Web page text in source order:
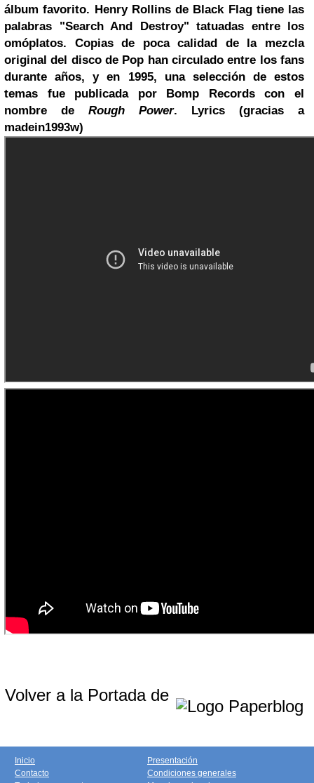
álbum favorito. Henry Rollins de Black Flag tiene las
palabras "Search And Destroy" tatuadas entre los
omóplatos. Copias de poca calidad de la mezcla
original del disco de Pop han circulado entre los fans
durante años, y en 1995, una selección de estos
temas fue publicada por Bomp Records con el
nombre de Rough Power.
Lyrics (gracias a
madein1993w)
Volver a la Portada de
Inicio
Contacto
Presentación
Condiciones generales